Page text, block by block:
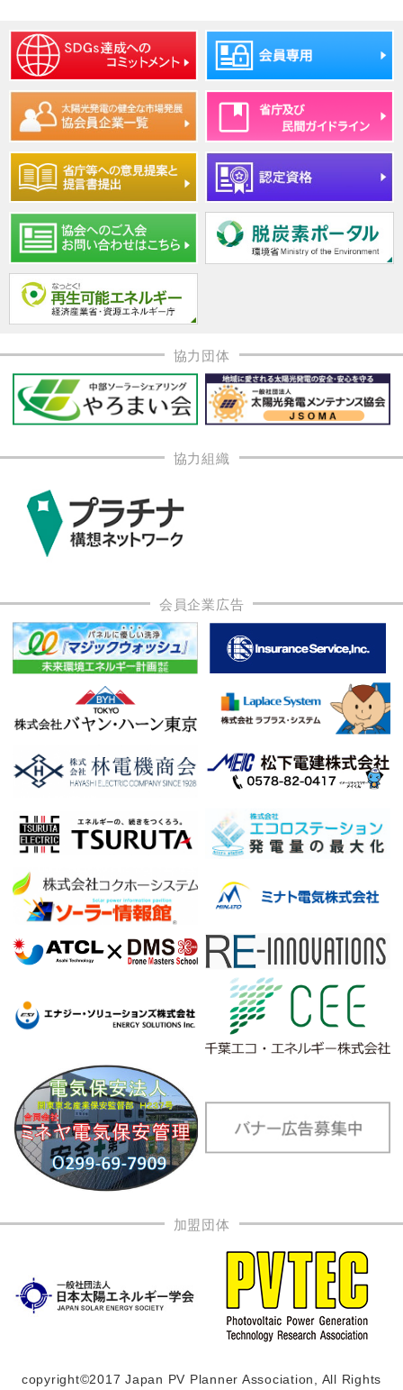
協力団体
協力組織
会員企業広告
加盟団体
copyright©2017 Japan PV Planner Association, All Rights